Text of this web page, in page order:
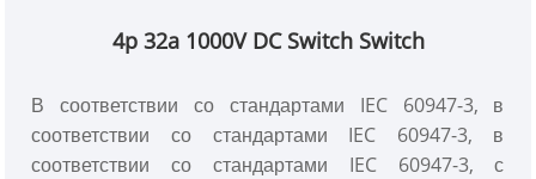
4p 32a 1000V DC Switch Switch
В соответствии со стандартами IEC 60947-3, в
соответствии со стандартами IEC 60947-3, в
соответствии со стандартами IEC 60947-3, с